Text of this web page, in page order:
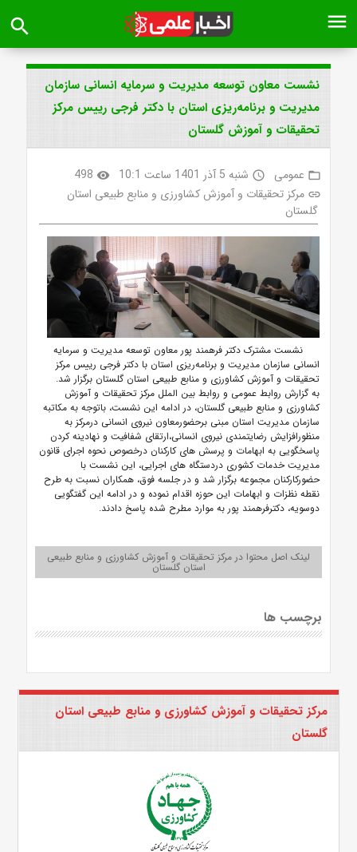
menu
search
نشست معاون توسعه مدیریت و سرمایه انسانی سازمان
مدیریت و برنامه‌ریزی استان با دکتر فرجی رییس مرکز
تحقیقات و آموزش گلستان
folder_open عمومی access_time شنبه 5 آذر 1401 ساعت 10:1 visibility
498
link مرکز تحقیقات و آموزش کشاورزی و منابع طبیعی استان
گلستان
نشست مشترک دکتر فرهمند پور معاون توسعه مدیریت و سرمایه
انسانی سازمان مدیریت و برنامه‌ریزی استان با دکتر فرجی رییس مرکز
تحقیقات و آموزش کشاورزی و منابع طبیعی استان گلستان برگزار شد.
به گزارش روابط عمومی و روابط بین الملل مرکز تحقیقات و آموزش
کشاورزی و منابع طبیعی گلستان، در ادامه این نشست، باتوجه به مکاتبه
سازمان مدیریت استان مبنی برحضورمعاون نیروی انسانی درمرکز به
منظورافزایش رضایتمندی نیروی انسانی،ارتقای شفافیت و نهادینه کردن
پاسخگویی به ابهامات و پرسش های کارکنان درخصوص نحوه اجرای قانون
مدیریت خدمات کشوری دردستگاه های اجرایی، این نشست با
حضورکارکنان مجموعه برگزار شد و در جلسه فوق، همکاران نسبت به طرح
نقطه نظزات و ابهامات این حوزه اقدام نموده و در ادامه این گفتگویی
دوسویه، دکترفرهمند پور به موارد مطرح شده پاسخ دادند.
لینک اصل محتوا در مرکز تحقیقات و آموزش کشاورزی و منابع طبیعی
استان گلستان
برچسب ها
مرکز تحقیقات و آموزش کشاورزی و منابع طبیعی استان
گلستان